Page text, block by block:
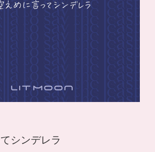
シンデレラ